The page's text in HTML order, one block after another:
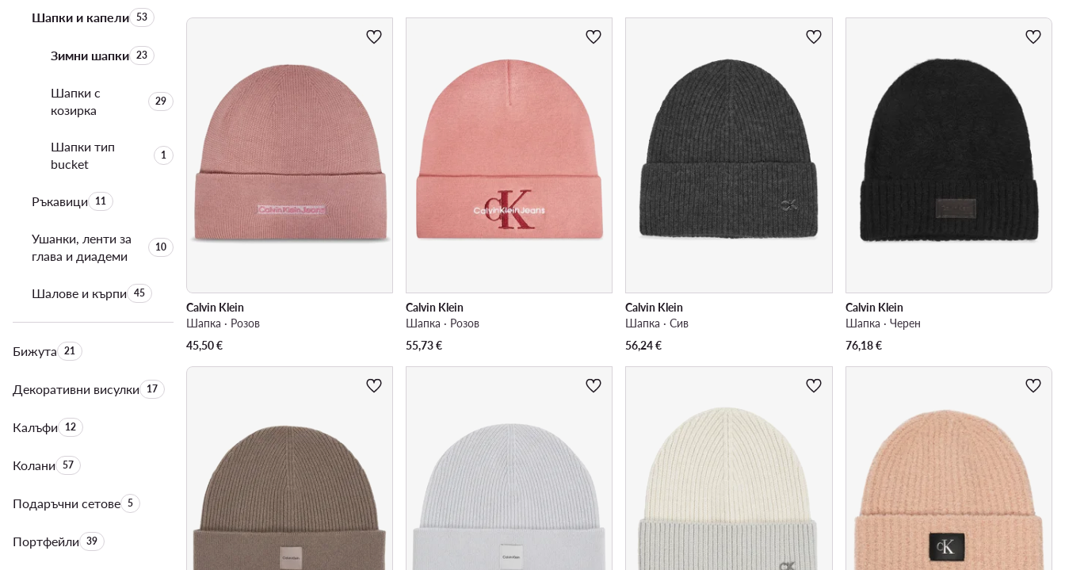
Шапки и капелиБрой на продуктите:
53
Зимни шапкиБрой на продуктите:
23
Шапки с
козирка
Брой на продуктите:
29
Шапки тип
bucket
Брой на продуктите:
1
РъкавициБрой на продуктите:
11
Ушанки, ленти за
глава и диадеми
Брой на продуктите:
10
Шалове и кърпиБрой на продуктите:
45
БижутаБрой на продуктите:
21
Декоративни висулкиБрой на продуктите:
17
КалъфиБрой на продуктите:
12
КоланиБрой на продуктите:
57
Подаръчни сетовеБрой на продуктите:
5
ПортфейлиБрой на продуктите:
39
Calvin Klein
Шапка · Розов
45,50€
Calvin Klein
Шапка · Розов
55,73€
Calvin Klein
Шапка · Сив
56,24€
Calvin Klein
Шапка · Черен
76,18€